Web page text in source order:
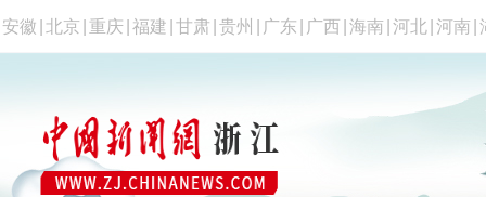
安徽 北京 重庆 福建 甘肃 贵州 广东 广西 海南 河北 河南